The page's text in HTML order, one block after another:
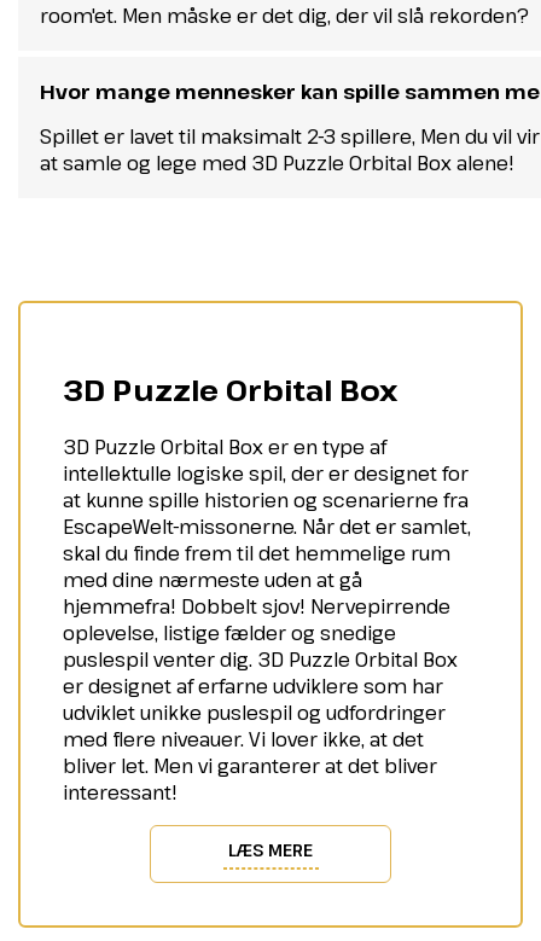
room'et. Men måske er det dig, der vil slå rekorden?
Hvor mange mennesker kan spille sammen
Spillet er lavet til maksimalt 2-3 spillere, Men du vil
at samle og lege med 3D Puzzle Orbital Box alene!
3D Puzzle Orbital Box
3D Puzzle Orbital Box er en type af
intellektulle logiske spil, der er designet for
at kunne spille historien og scenarierne fra
EscapeWelt-missonerne. Når det er samlet,
skal du finde frem til det hemmelige rum
med dine nærmeste uden at gå
hjemmefra! Dobbelt sjov! Nervepirrende
oplevelse, listige fælder og snedige
puslespil venter dig. 3D Puzzle Orbital Box
er designet af erfarne udviklere som har
udviklet unikke puslespil og udfordringer
med flere niveauer. Vi lover ikke, at det
bliver let. Men vi garanterer at det bliver
interessant!
LÆS MERE